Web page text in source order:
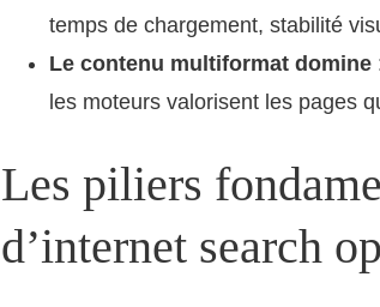
temps de chargement, stabilité
Le contenu multiformat domine
les moteurs valorisent les pages
Les piliers
d’internet search